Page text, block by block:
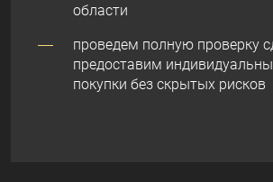
области
проведем полную проверку
предоставим
покупки без скрытых рисков